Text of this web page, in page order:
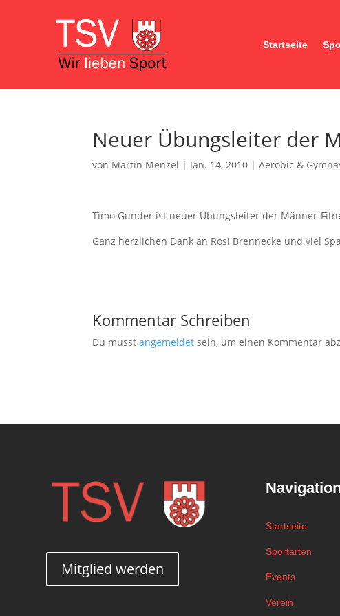
Startseite
Neuer Übungsleiter der
von Martin Menzel | Jan. 14, 2010 |Aerobic &
Timo Gunder ist neuer Übungsleiter der Männer-
Ganz herzlichen Dank an Rosi Brennecke und viel
Kommentar Schreiben
Du musstangemeldet sein, um einen Kommentar
Mitglied werden
Navigation
Startseite
Sportarten
Events
Verein